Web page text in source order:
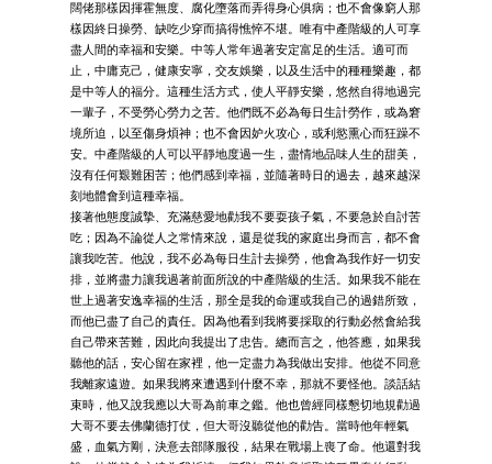
闊佬那樣因揮霍無度、腐化墮落而弄得身心俱病；也不會像窮人那
樣因終日操勞、缺吃少穿而搞得憔悴不堪。唯有中產階級的人可享
盡人間的幸福和安樂。中等人常年過著安定富足的生活。適可而
止，中庸克己，健康安寧，交友娛樂，以及生活中的種種樂趣，都
是中等人的福分。這種生活方式，使人平靜安樂，悠然自得地過完
一輩子，不受勞心勞力之苦。他們既不必為每日生計勞作，或為窘
境所迫，以至傷身煩神；也不會因妒火攻心，或利慾熏心而狂躁不
安。中產階級的人可以平靜地度過一生，盡情地品味人生的甜美，
沒有任何艱難困苦；他們感到幸福，並隨著時日的過去，越來越深
刻地體會到這種幸福。
接著他態度誠摯、充滿慈愛地勸我不要耍孩子氣，不要急於自討苦
吃；因為不論從人之常情來說，還是從我的家庭出身而言，都不會
讓我吃苦。他說，我不必為每日生計去操勞，他會為我作好一切安
排，並將盡力讓我過著前面所說的中產階級的生活。如果我不能在
世上過著安逸幸福的生活，那全是我的命運或我自己的過錯所致，
而他已盡了自己的責任。因為他看到我將要採取的行動必然會給我
自己帶來苦難，因此向我提出了忠告。總而言之，他答應，如果我
聽他的話，安心留在家裡，他一定盡力為我做出安排。他從不同意
我離家遠遊。如果我將來遭遇到什麼不幸，那就不要怪他。談話結
束時，他又說我應以大哥為前車之鑑。他也曾經同樣懇切地規勸過
大哥不要去佛蘭德打仗，但大哥沒聽從他的勸告。當時他年輕氣
盛，血氣方剛，決意去部隊服役，結果在戰場上喪了命。他還對我